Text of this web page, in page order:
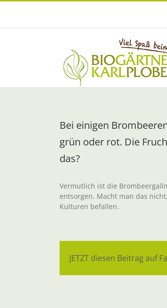
Zum
Bei einigen
grün oder rot. Die
das?
Vermutlich ist die
entsorgen. Macht man das
Kulturen befallen.
JETZT diesen Beitrag auf